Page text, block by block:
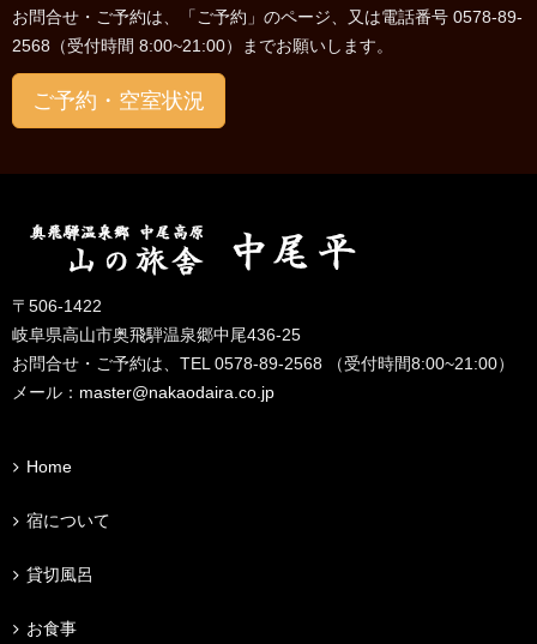
お問合せ・ご予約は、「ご予約」のページ、又は電話番号 0578-89-
2568（受付時間 8:00~21:00）までお願いします。
ご予約・空室状況
〒506-1422
岐阜県高山市奥飛騨温泉郷中尾436-25
お問合せ・ご予約は、TEL 0578-89-2568 （受付時間8:00~21:00）
メール： master@nakaodaira.co.jp
Home
宿について
貸切風呂
お食事